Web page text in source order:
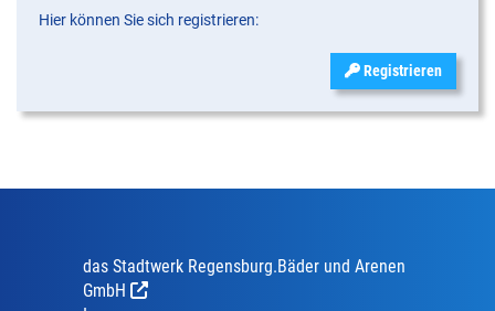
Hier können Sie sich registrieren:
Registrieren
das Stadtwerk Regensburg.Bäder und Arenen
GmbH